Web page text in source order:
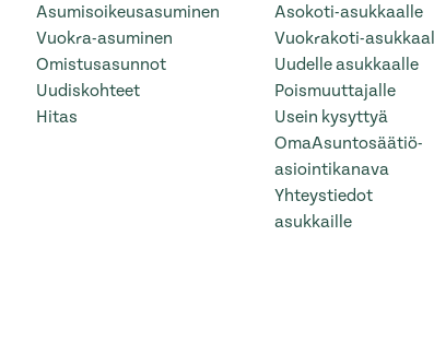
Asumisoikeusasuminen
Vuokra-asuminen
Omistusasunnot
Uudiskohteet
Hitas
Asokoti-asukkaalle
Vuokrakoti-
Uudelle asukkaalle
Poismuuttajalle
Usein kysyttyä
OmaAsuntosäätiö-
asiointikanava
Yhteystiedot
asukkaille